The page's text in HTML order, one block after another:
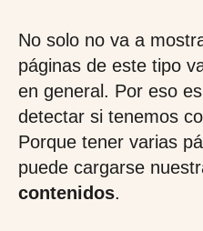
No solo no va a
páginas de este tipo
en general. Por eso
detectar si tenemos
Porque tener varias
puede cargarse
contenidos.